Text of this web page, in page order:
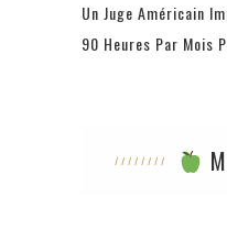
Un Juge Américain
90 Heures Par Mois